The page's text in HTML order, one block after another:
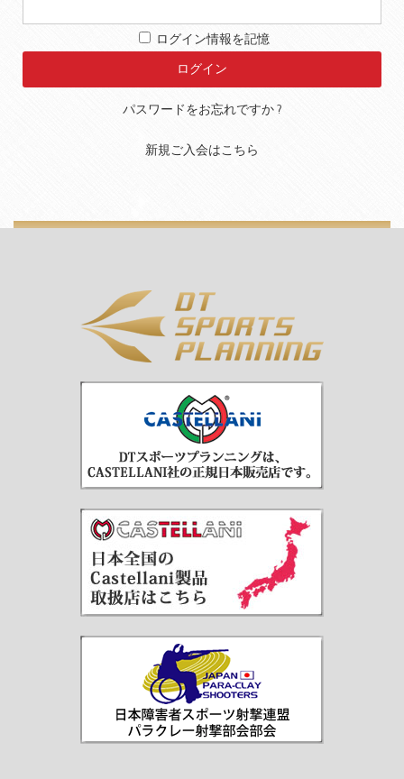
ログイン情報を記憶
パスワードをお忘れですか ?
新規ご入会はこちら